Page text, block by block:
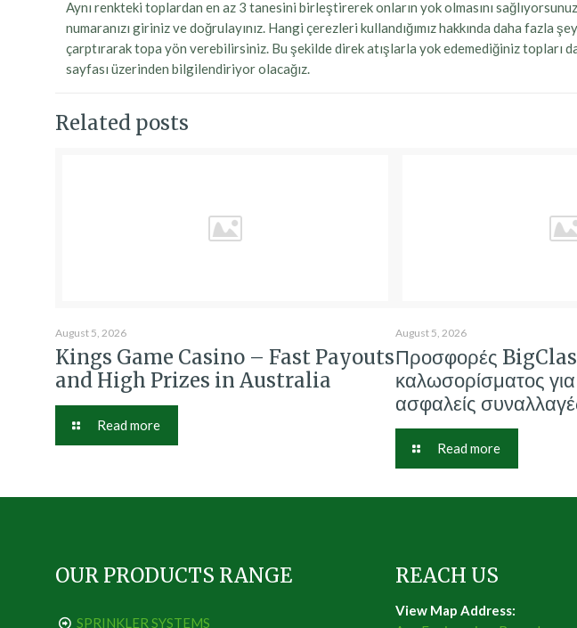
Aynı renkteki toplardan en az 3 tanesini birleştirerek onların yok olmasını
numaranızı giriniz ve doğrulayınız. Hangi çerezleri kullandığımız hakkında daha
çarptırarak topa yön verebilirsiniz. Bu şekilde direk atışlarla yok edemediğiniz topları
sayfası üzerinden bilgilendiriyor olacağız.
Related posts
August 5, 2026
Kings Game Casino – Fast Payouts
and High Prizes in Australia
Read more
August 5, 2026
Προσφορές
καλωσορίσματος για
ασφαλείς
Read more
OUR PRODUCTS RANGE
SPRINKLER SYSTEMS
REACH US
View Map Address: